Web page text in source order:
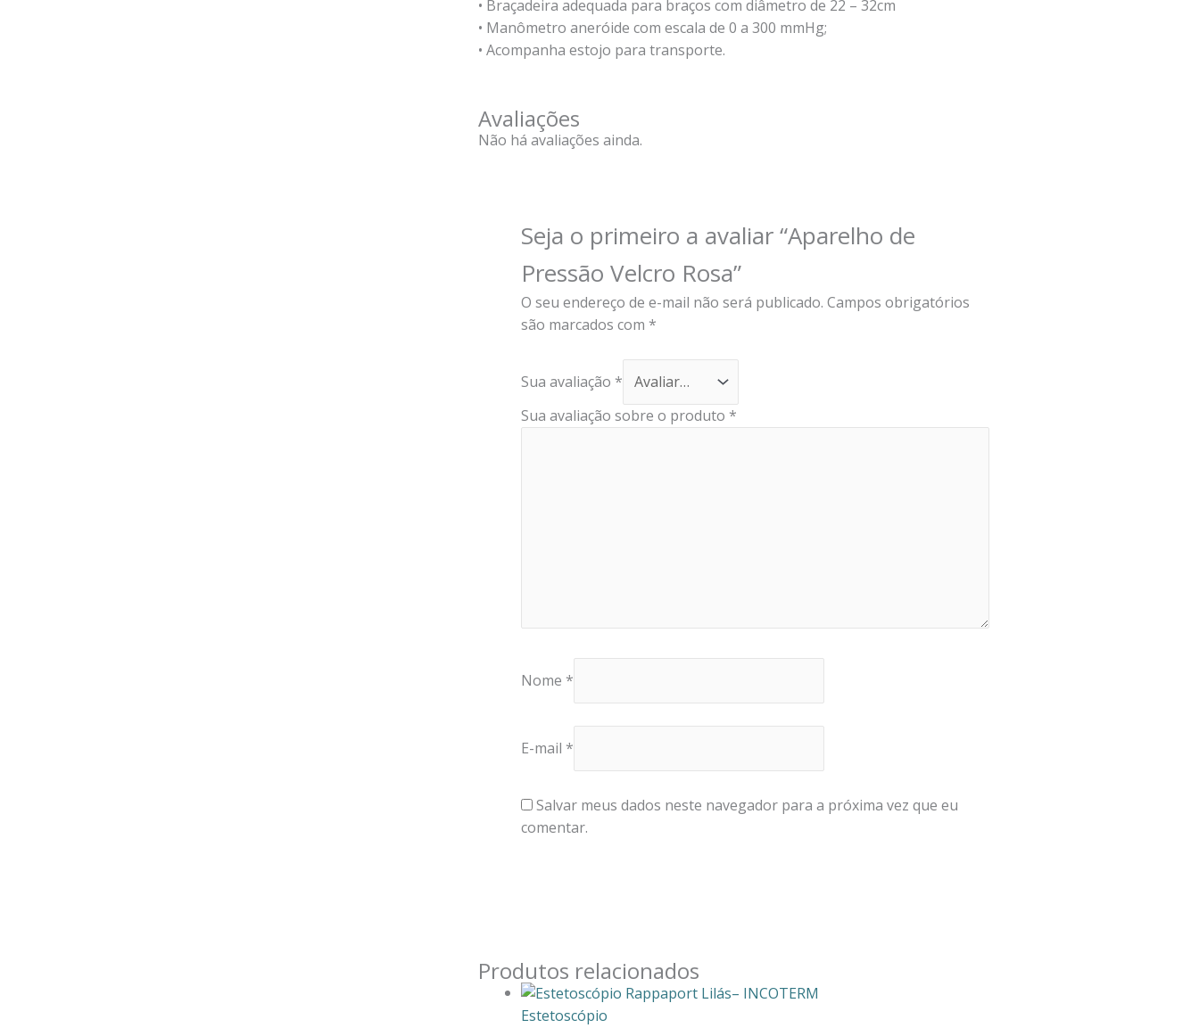
• Braçadeira adequada para braços com diâmetro de 22 – 32cm
• Manômetro aneróide com escala de 0 a 300 mmHg;
• Acompanha estojo para transporte.
Avaliações
Não há avaliações ainda.
Seja o primeiro a avaliar “Aparelho de
Pressão Velcro Rosa”
O seu endereço de e-mail não será publicado. Campos obrigatórios
são marcados com *
Sua avaliação *
Sua avaliação sobre o produto *
Nome *
E-mail *
Salvar meus dados neste navegador para a próxima vez que eu
comentar.
Produtos relacionados
Estetoscópio